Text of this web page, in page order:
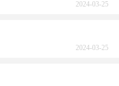
2024-03-25
2024-03-25